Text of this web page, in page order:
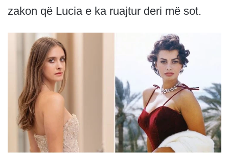
zakon që Lucia e ka ruajtur deri më sot.